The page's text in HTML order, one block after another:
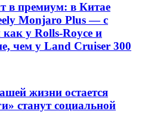
в премиум: в Китае
Monjaro Plus — с
у Rolls-Royce и
чем у Land Cruiser 300
жизни остается
станут социальной